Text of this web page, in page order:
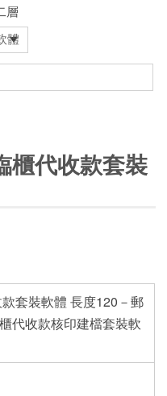
層
櫃代收款套裝
套裝軟體 長度120－郵
代收款核印建檔套裝軟